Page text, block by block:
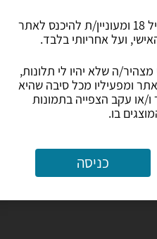
אני מצהיר שאני בוגר/ת מעל גיל 18 ומעוניין/ת להיכנס לאתר
ועל אחריותי בלבד.
ה שלא יהיו לי תלונות,
ומפעיליו מכל סיבה שהיא
עקב הצפייה בתמונות
בו.
כניסה